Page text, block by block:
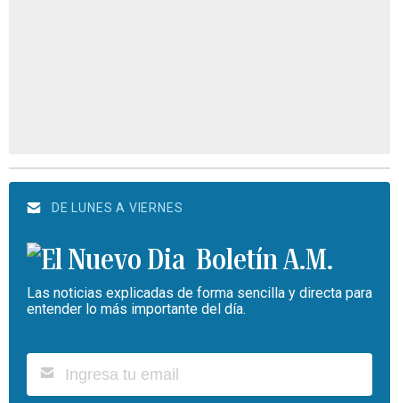
DE LUNES A VIERNES
Boletín A.M.
Las noticias explicadas de forma sencilla y directa para
entender lo más importante del día.